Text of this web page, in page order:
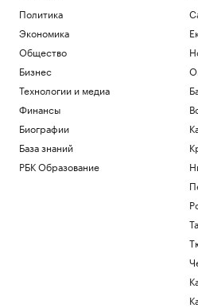
Политика
Экономика
Общество
Бизнес
Технологии и медиа
Финансы
Биографии
База знаний
РБК Образование